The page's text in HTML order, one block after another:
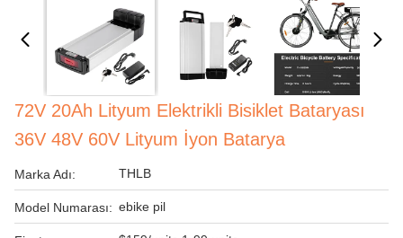
72V 20Ah Lityum Elektrikli Bisiklet Bataryası
36V 48V 60V Lityum İyon Batarya
Marka Adı: THLB
Model Numarası: ebike pil